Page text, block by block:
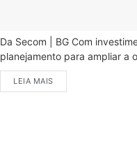
Da Secom | BG Com
planejamento para ampliar a
LEIA MAIS